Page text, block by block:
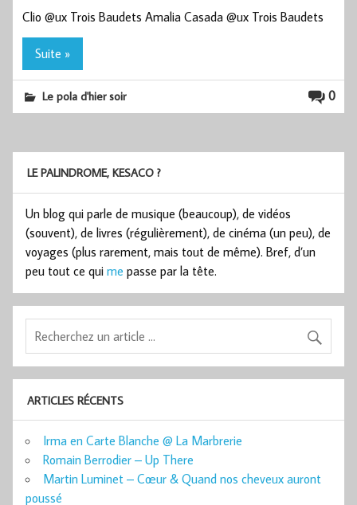
Clio @ux Trois Baudets Amalia Casada @ux Trois Baudets
Suite »
0
Le pola d'hier soir
LE PALINDROME, KESACO ?
Un blog qui parle de musique (beaucoup), de vidéos
(souvent), de livres (régulièrement), de cinéma (un peu), de
voyages (plus rarement, mais tout de même). Bref, d’un
peu tout ce qui me passe par la tête.
ARTICLES RÉCENTS
Irma en Carte Blanche @ La Marbrerie
Romain Berrodier – Up There
Martin Luminet – Cœur & Quand nos cheveux auront
poussé